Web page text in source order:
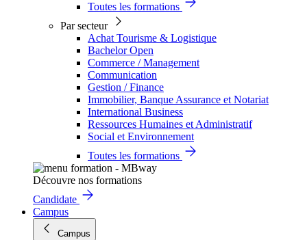
Toutes les formations
Par secteur
Achat Tourisme & Logistique
Bachelor Open
Commerce / Management
Communication
Gestion / Finance
Immobilier, Banque Assurance et Notariat
International Business
Ressources Humaines et Administratif
Social et Environnement
Toutes les formations
Découvre nos formations
Candidate
Campus
Campus